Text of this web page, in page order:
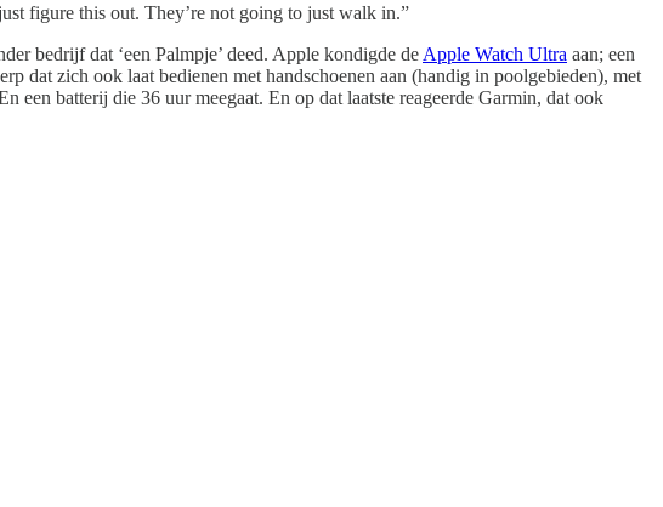
figure this out. They’re not going to just walk in.”
bedrijf dat ‘een Palmpje’ deed. Apple kondigde de Apple Watch Ultra aan; een
dat zich ook laat bedienen met handschoenen aan (handig in poolgebieden), met
een batterij die 36 uur meegaat. En op dat laatste reageerde Garmin, dat ook